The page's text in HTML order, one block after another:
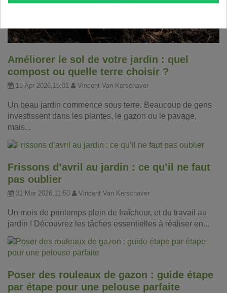
Améliorer le sol de votre jardin : quel
compost ou quelle terre choisir ?
15 Apr 2026,15:01 Vincent Van Kerschaver
Un beau jardin commence sous terre. Beaucoup de gens
investissent dans les plantes, le gazon ou le pavage,
mais...
Frissons d’avril au jardin : ce qu’il ne faut
pas oublier
31 Mar 2026,11:50 Vincent Van Kerschaver
Un mois de printemps plein de fraîcheur, et du travail au
jardin ! Découvrez les tâches essentielles à réaliser en...
Poser des rouleaux de gazon : guide étape
par étape pour une pelouse parfaite